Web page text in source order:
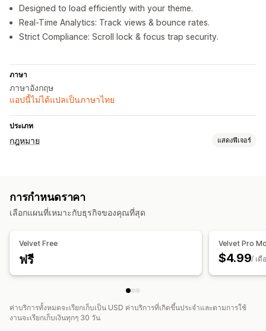
Designed to load efficiently with your theme.
Real-Time Analytics: Track views & bounce rates.
Strict Compliance: Scroll lock & focus trap security.
ภาษา
ภาษาอังกฤษ
แอปนี้ไม่ได้แปลเป็นภาษาไทย
ประเภท
กฎหมาย แสดงฟีเจอร์
การปรับแต่ง
ป๊อปอัพ
สีและแบบอักษร
การกำหนดราคา
เลือกแผนที่เหมาะกับธุรกิจของคุณที่สุด
Velvet Free
ฟรี
Velvet Pro
$4.99/ เดื
ค่าบริการทั้งหมดจะเรียกเก็บเป็น USD ค่าบริการที่เกิดขึ้นประจำและตามการใช้
งานจะเรียกเก็บเงินทุกๆ 30 วัน